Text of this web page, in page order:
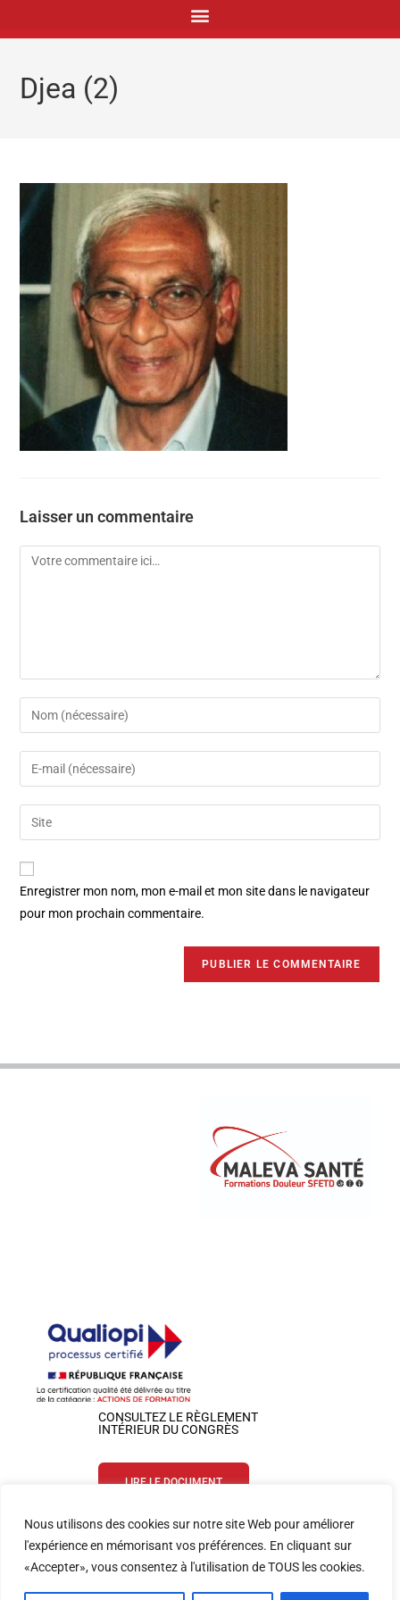
Nous utilisons des cookies sur notre site Web pour améliorer
l'expérience en mémorisant vos préférences. En cliquant sur
«Accepter», vous consentez à l'utilisation de TOUS les cookies.
Djea (2)
Laisser un commentaire
Enregistrer mon nom, mon e-mail et mon site dans le navigateur
pour mon prochain commentaire.
CONSULTEZ LE RÈGLEMENT
INTÉRIEUR DU CONGRÈS
LIRE LE DOCUMENT
SUIVEZ-NOUS SUR LES RÉSEAUX